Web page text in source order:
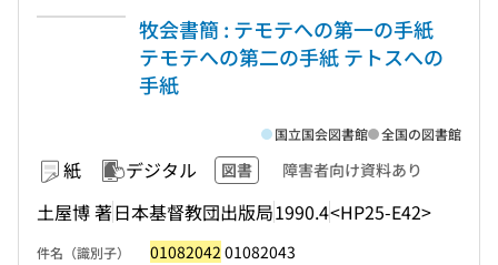
牧会書簡 : テモテへの第一の手紙
テモテへの第二の手紙 テトスへの
手紙
紙 デジタル 図書 障害者向け資料あり
土屋博 著日本基督教団出版局1990.4<HP25-E42>
国立国会図書館 全国の図書館
件名（識別子） 01082042 01082043